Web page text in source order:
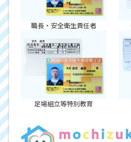
職長・安全衛生責任者
足場組立等特別教育